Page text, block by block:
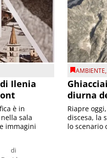
Ilenia
di
è in
sala
immagini
AMBIENTE
diurna
Riapre
discesa, la
lo scenario